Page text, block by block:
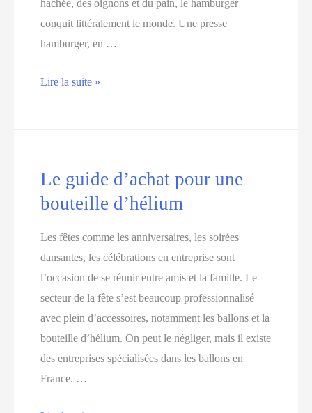
hachée, des oignons et du pain, le hamburger
conquit littéralement le monde. Une presse
hamburger, en …
Le
une
presse
Lire la suite »
Le guide d’achat pour une
bouteille d’hélium
Les fêtes comme les anniversaires, les soirées
dansantes, les célébrations en entreprise sont
l’occasion de se réunir entre amis et la famille. Le
secteur de la fête s’est beaucoup professionnalisé
avec plein d’accessoires, notamment les ballons et la
bouteille d’hélium. On peut le négliger, mais il existe
des entreprises spécialisées dans les ballons en
France. …